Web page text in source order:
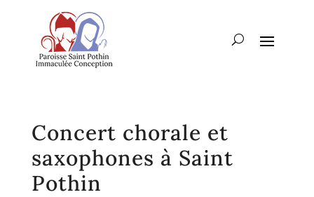
Concert chorale et
saxophones à Saint
Pothin